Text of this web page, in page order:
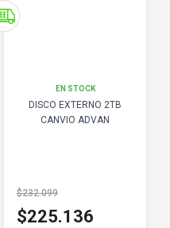
EN STOCK
DISCO EXTERNO 2TB
CANVIO ADVAN
$232.099
$225.136